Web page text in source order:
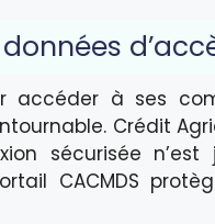
accéder à ses
Crédit
sécurisée
CACMDS